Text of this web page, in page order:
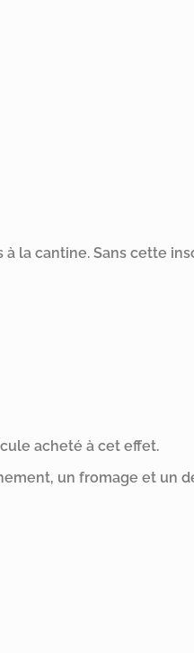
la cantine. Sans cette
acheté à cet effet.
un fromage et un